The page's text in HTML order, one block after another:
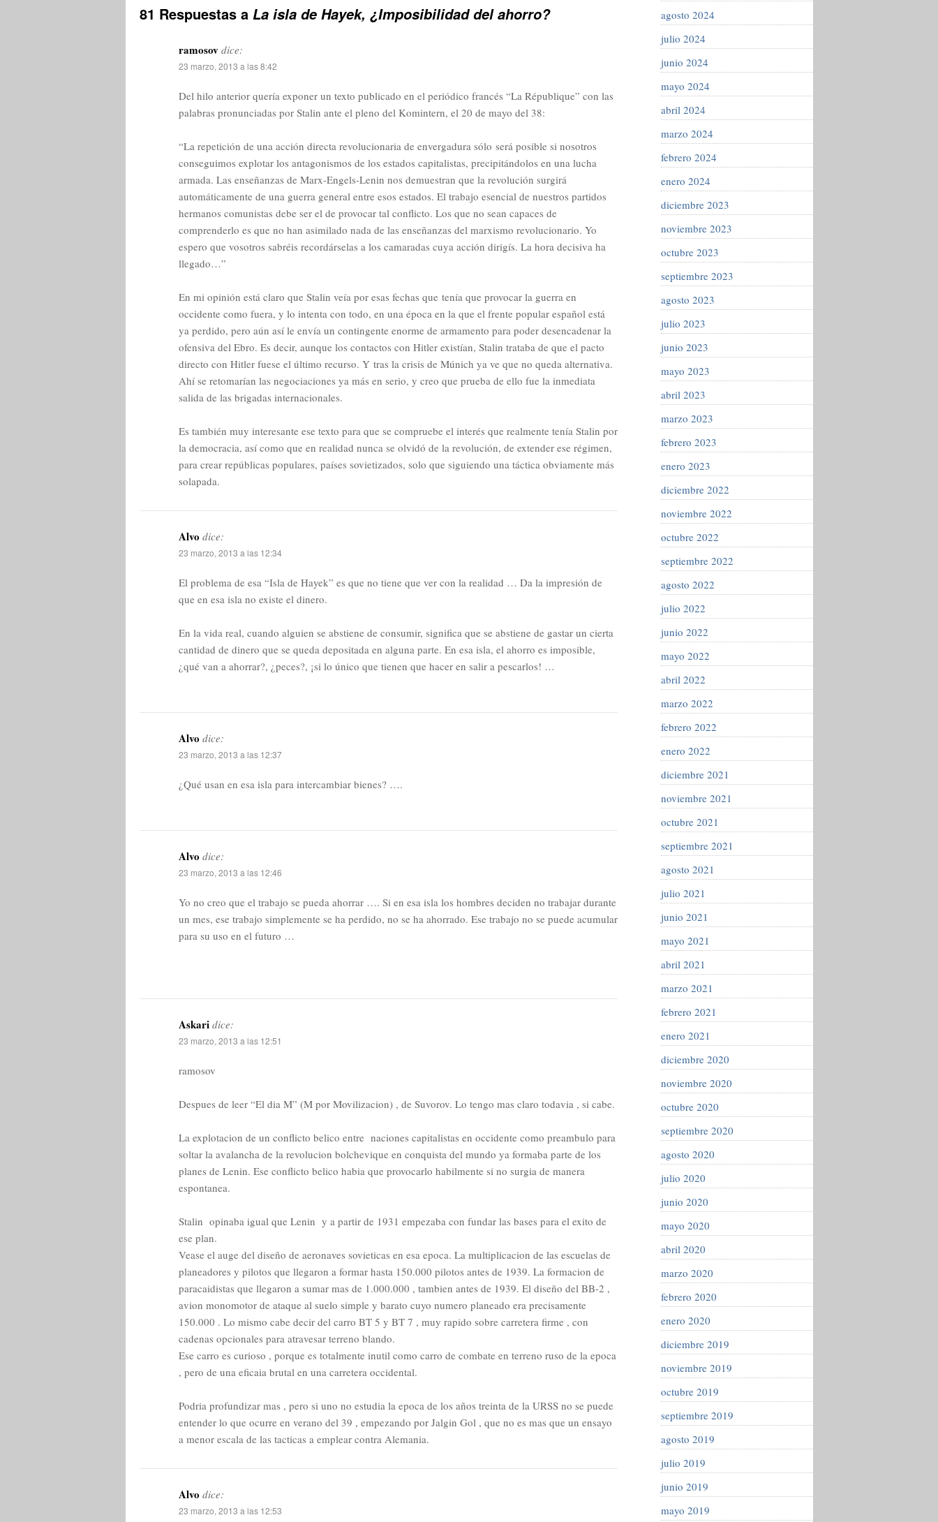
81 Respuestas a La isla de Hayek, ¿Imposibilidad del ahorro?
ramosov dice:
23 marzo, 2013 a las 8:42
Del hilo anterior quería exponer un texto publicado en el periódico francés “La République” con las
palabras pronunciadas por Stalin ante el pleno del Komintern, el 20 de mayo del 38:
“La repetición de una acción directa revolucionaria de envergadura sólo será posible si nosotros
conseguimos explotar los antagonismos de los estados capitalistas, precipitándolos en una lucha
armada. Las enseñanzas de Marx-Engels-Lenin nos demuestran que la revolución surgirá
automáticamente de una guerra general entre esos estados. El trabajo esencial de nuestros partidos
hermanos comunistas debe ser el de provocar tal conflicto. Los que no sean capaces de
comprenderlo es que no han asimilado nada de las enseñanzas del marxismo revolucionario. Yo
espero que vosotros sabréis recordárselas a los camaradas cuya acción dirigís. La hora decisiva ha
llegado…”
En mi opinión está claro que Stalin veía por esas fechas que tenía que provocar la guerra en
occidente como fuera, y lo intenta con todo, en una época en la que el frente popular español está
ya perdido, pero aún así le envía un contingente enorme de armamento para poder desencadenar la
ofensiva del Ebro. Es decir, aunque los contactos con Hitler existían, Stalin trataba de que el pacto
directo con Hitler fuese el último recurso. Y tras la crisis de Múnich ya ve que no queda alternativa.
Ahí se retomarían las negociaciones ya más en serio, y creo que prueba de ello fue la inmediata
salida de las brigadas internacionales.
Es también muy interesante ese texto para que se compruebe el interés que realmente tenía Stalin por
la democracia, así como que en realidad nunca se olvidó de la revolución, de extender ese régimen,
para crear repúblicas populares, países sovietizados, solo que siguiendo una táctica obviamente más
solapada.
Alvo dice:
23 marzo, 2013 a las 12:34
El problema de esa “Isla de Hayek” es que no tiene que ver con la realidad … Da la impresión de
que en esa isla no existe el dinero.
En la vida real, cuando alguien se abstiene de consumir, significa que se abstiene de gastar un cierta
cantidad de dinero que se queda depositada en alguna parte. En esa isla, el ahorro es imposible,
¿qué van a ahorrar?, ¿peces?, ¡si lo único que tienen que hacer en salir a pescarlos! …
Alvo dice:
23 marzo, 2013 a las 12:37
¿Qué usan en esa isla para intercambiar bienes? ….
Alvo dice:
23 marzo, 2013 a las 12:46
Yo no creo que el trabajo se pueda ahorrar …. Si en esa isla los hombres deciden no trabajar durante
un mes, ese trabajo simplemente se ha perdido, no se ha ahorrado. Ese trabajo no se puede acumular
para su uso en el futuro …
Askari dice:
23 marzo, 2013 a las 12:51
ramosov
Despues de leer “El dia M” (M por Movilizacion) , de Suvorov. Lo tengo mas claro todavia , si cabe.
La explotacion de un conflicto belico entre naciones capitalistas en occidente como preambulo para
soltar la avalancha de la revolucion bolchevique en conquista del mundo ya formaba parte de los
planes de Lenin. Ese conflicto belico habia que provocarlo habilmente si no surgia de manera
espontanea.
Stalin opinaba igual que Lenin y a partir de 1931 empezaba con fundar las bases para el exito de
ese plan.
Vease el auge del diseño de aeronaves sovieticas en esa epoca. La multiplicacion de las escuelas de
planeadores y pilotos que llegaron a formar hasta 150.000 pilotos antes de 1939. La formacion de
paracaidistas que llegaron a sumar mas de 1.000.000 , tambien antes de 1939. El diseño del BB-2 ,
avion monomotor de ataque al suelo simple y barato cuyo numero planeado era precisamente
150.000 . Lo mismo cabe decir del carro BT 5 y BT 7 , muy rapido sobre carretera firme , con
cadenas opcionales para atravesar terreno blando.
Ese carro es curioso , porque es totalmente inutil como carro de combate en terreno ruso de la epoca
, pero de una eficaia brutal en una carretera occidental.
Podria profundizar mas , pero si uno no estudia la epoca de los años treinta de la URSS no se puede
entender lo que ocurre en verano del 39 , empezando por Jalgin Gol , que no es mas que un ensayo
a menor escala de las tacticas a emplear contra Alemania.
Alvo dice:
23 marzo, 2013 a las 12:53
agosto 2024
julio 2024
junio 2024
mayo 2024
abril 2024
marzo 2024
febrero 2024
enero 2024
diciembre 2023
noviembre 2023
octubre 2023
septiembre 2023
agosto 2023
julio 2023
junio 2023
mayo 2023
abril 2023
marzo 2023
febrero 2023
enero 2023
diciembre 2022
noviembre 2022
octubre 2022
septiembre 2022
agosto 2022
julio 2022
junio 2022
mayo 2022
abril 2022
marzo 2022
febrero 2022
enero 2022
diciembre 2021
noviembre 2021
octubre 2021
septiembre 2021
agosto 2021
julio 2021
junio 2021
mayo 2021
abril 2021
marzo 2021
febrero 2021
enero 2021
diciembre 2020
noviembre 2020
octubre 2020
septiembre 2020
agosto 2020
julio 2020
junio 2020
mayo 2020
abril 2020
marzo 2020
febrero 2020
enero 2020
diciembre 2019
noviembre 2019
octubre 2019
septiembre 2019
agosto 2019
julio 2019
junio 2019
mayo 2019